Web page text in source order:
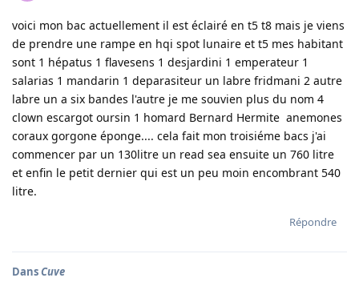
voici mon bac actuellement il est éclairé en t5 t8 mais je viens
de prendre une rampe en hqi spot lunaire et t5 mes habitant
sont 1 hépatus 1 flavesens 1 desjardini 1 emperateur 1
salarias 1 mandarin 1 deparasiteur un labre fridmani 2 autre
labre un a six bandes l'autre je me souvien plus du nom 4
clown escargot oursin 1 homard Bernard Hermite anemones
coraux gorgone éponge.... cela fait mon troisiéme bacs j'ai
commencer par un 130litre un read sea ensuite un 760 litre
et enfin le petit dernier qui est un peu moin encombrant 540
litre.
Répondre
DansCuve